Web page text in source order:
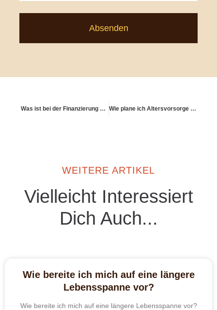
Absenden
Was ist bei der Finanzierung einer Immobilie zur Altersvorsorge zu beachten? Wie plane ich Altersvorsorge für längere Auszeiten (Sabbaticals)?
WEITERE ARTIKEL
Vielleicht Interessiert
Dich Auch...
Wie bereite ich mich auf eine längere
Lebensspanne vor?
Wie bereite ich mich auf eine längere Lebensspanne vor?